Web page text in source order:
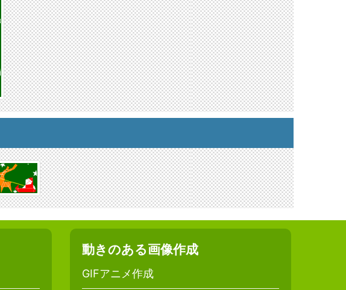
動きのある画像作成
GIFアニメ作成